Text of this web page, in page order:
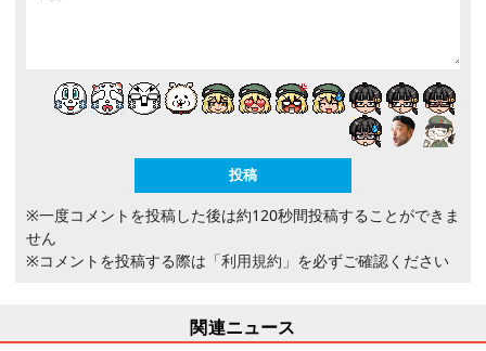
※一度コメントを投稿した後は約120秒間投稿することができま
せん
※コメントを投稿する際は 「利用規約」 を必ずご確認ください
関連ニュース